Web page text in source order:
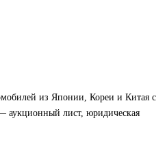
из Японии, Кореи и Китая с
аукционный лист, юридическая